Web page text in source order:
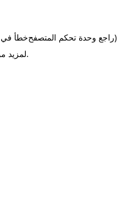
خطأ في(راجع وحدة تحكم المتصفح
لمزيد.